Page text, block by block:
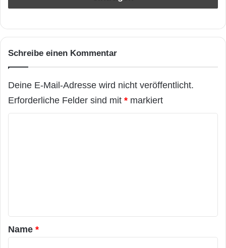
Schreibe einen Kommentar
Deine E-Mail-Adresse wird nicht veröffentlicht.
Erforderliche Felder sind mit * markiert
a
r
Name *